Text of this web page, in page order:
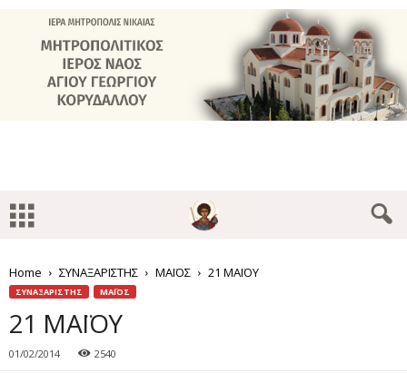
Home ΣΥΝΑΞΑΡΙΣΤΗΣ ΜΑΪΟΣ 21 ΜΑΪΟΥ
ΣΥΝΑΞΑΡΙΣΤΗΣ ΜΑΪΟΣ
21 ΜΑΪΟΥ
01/02/2014 2540